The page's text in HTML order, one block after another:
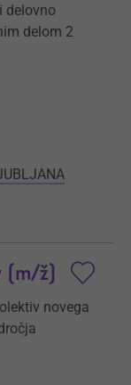
delovno
delom 2
(m/ž)
novega